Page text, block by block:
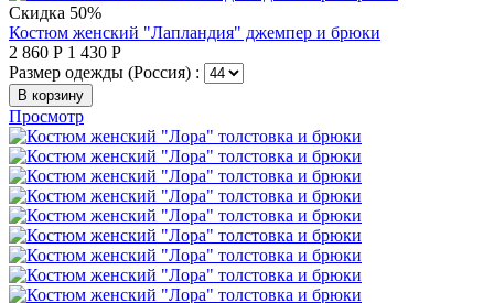
Скидка 50%
Костюм женский "Лапландия" джемпер и брюки
2 860 Р 1 430 Р
Размер одежды (Россия) :
В корзину
Просмотр